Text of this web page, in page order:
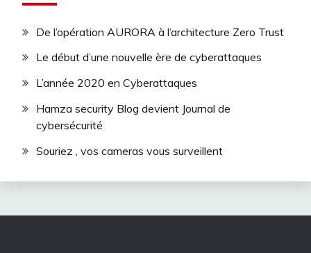
De l’opération AURORA à l’architecture Zero Trust
Le début d’une nouvelle ère de cyberattaques
L’année 2020 en Cyberattaques
Hamza security Blog devient Journal de
cybersécurité
Souriez , vos cameras vous surveillent